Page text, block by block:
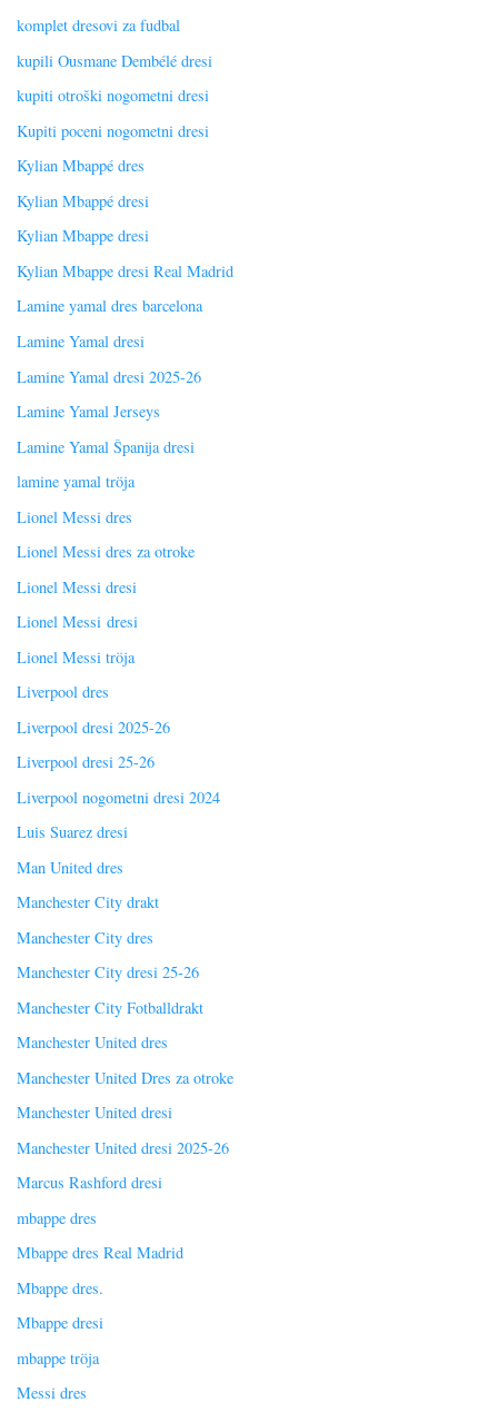
komplet dresovi za fudbal
kupili Ousmane Dembélé dresi
kupiti otroški nogometni dresi
Kupiti poceni nogometni dresi
Kylian Mbappé dres
Kylian Mbappé dresi
Kylian Mbappe dresi
Kylian Mbappe dresi Real Madrid
Lamine yamal dres barcelona
Lamine Yamal dresi
Lamine Yamal dresi 2025-26
Lamine Yamal Jerseys
Lamine Yamal Španija dresi
lamine yamal tröja
Lionel Messi dres
Lionel Messi dres za otroke
Lionel Messi dresi
Lionel Messi dresi
Lionel Messi tröja
Liverpool dres
Liverpool dresi 2025-26
Liverpool dresi 25-26
Liverpool nogometni dresi 2024
Luis Suarez dresi
Man United dres
Manchester City drakt
Manchester City dres
Manchester City dresi 25-26
Manchester City Fotballdrakt
Manchester United dres
Manchester United Dres za otroke
Manchester United dresi
Manchester United dresi 2025-26
Marcus Rashford dresi
mbappe dres
Mbappe dres Real Madrid
Mbappe dres.
Mbappe dresi
mbappe tröja
Messi dres